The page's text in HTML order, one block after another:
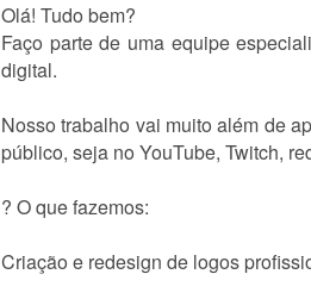
Olá! Tudo bem?
Faço parte de uma equipe
digital.
Nosso trabalho vai muito além de
público, seja no YouTube, Twitch,
? O que fazemos:
Criação e redesign de logos